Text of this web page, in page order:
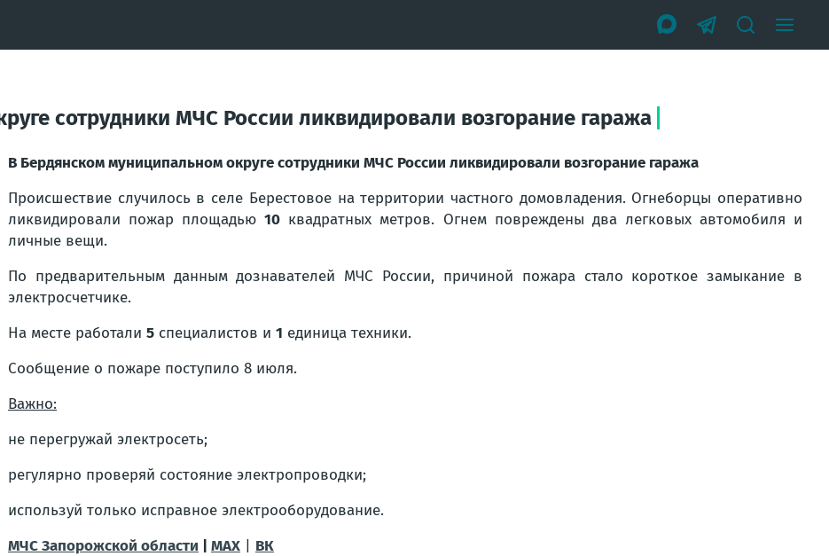
сотрудники МЧС России ликвидировали возгорание гаража
В Бердянском муниципальном округе сотрудники МЧС России ликвидировали возгорание гаража
Происшествие случилось в селе Берестовое на территории частного домовладения. Огнеборцы оперативно
ликвидировали пожар площадью10 квадратных метров. Огнем повреждены два легковых автомобиля и
личные вещи.
По предварительным данным дознавателей МЧС России, причиной пожара стало короткое замыкание в
электросчетчике.
На месте работали 5 специалистов и 1 единица техники.
Сообщение о пожаре поступило 8 июля.
Важно:
не перегружай электросеть;
регулярно проверяй состояние электропроводки;
используй только исправное электрооборудование.
МЧС Запорожской области
MAX
ВК